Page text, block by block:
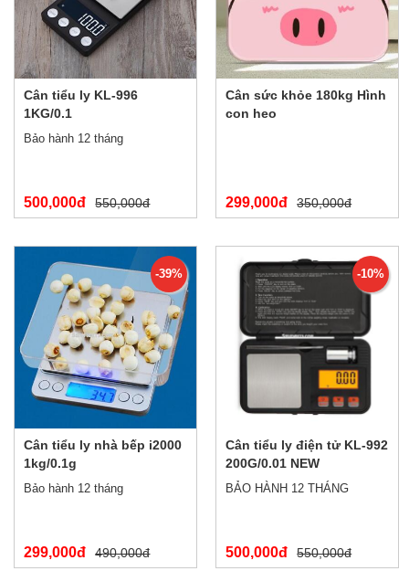
Cân tiểu ly KL-996
1KG/0.1
Bảo hành 12 tháng
500,000đ 550,000đ
Cân sức khỏe 180kg Hình
con heo
299,000đ 350,000đ
-39%
Cân tiểu ly nhà bếp i2000
1kg/0.1g
Bảo hành 12 tháng
299,000đ 490,000đ
-10%
Cân tiểu ly điện tử KL-992
200G/0.01 NEW
BẢO HÀNH 12 THÁNG
500,000đ 550,000đ